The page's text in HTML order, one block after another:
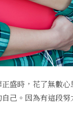
盛時，花了無數
己。因為有這段